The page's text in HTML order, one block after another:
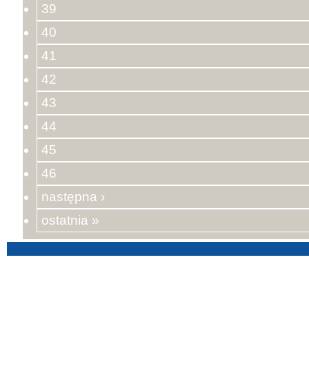
39
40
41
42
43
44
45
46
następna ›
ostatnia »